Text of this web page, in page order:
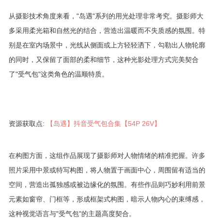
从摄影技术角度来看，"岛遇"系列的用光处理非常考究。摄影师大
多采用柔光箱和自然光的结合，营造出温暖而不失质感的氛围。特
别是在室内场景中，光线从侧面或上方轻轻洒下，勾勒出人物轮廓
的同时，又保留了面部的柔和细节，这种光影处理方式完美契合
了"受气包"这类角色的温顺特质。
资源获取点: 【岛遇】抖音受气包合集【54P 26V】
在构图方面，这组作品展现了摄影师对人物情绪的精准把握。许多
照片采用中景或特写构图，将人物置于画面中心，周围留有适当的
空间，营造出孤独感或被边缘化的氛围。有些作品则巧妙利用前景
元素如窗帘、门框等，形成框架式构图，暗示人物内心的束缚感，
这种视觉语言与"受气包"的主题高度契合。